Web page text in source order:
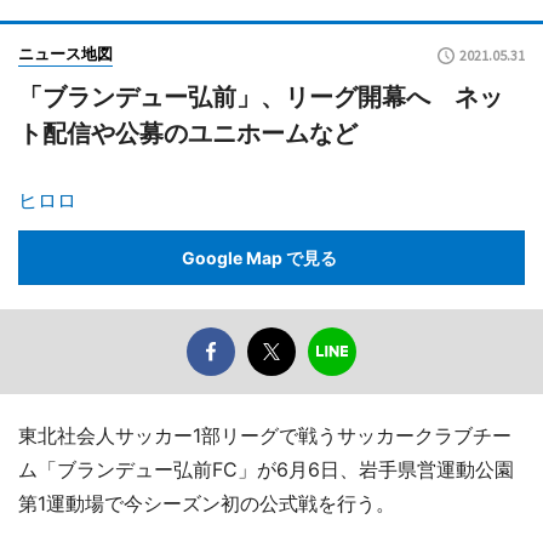
ニュース地図 2021.05.31
「ブランデュー弘前」、リーグ開幕へ ネッ
ト配信や公募のユニホームなど
ヒロロ
Google Map で見る
東北社会人サッカー1部リーグで戦うサッカークラブチー
ム「ブランデュー弘前FC」が6月6日、岩手県営運動公園
第1運動場で今シーズン初の公式戦を行う。